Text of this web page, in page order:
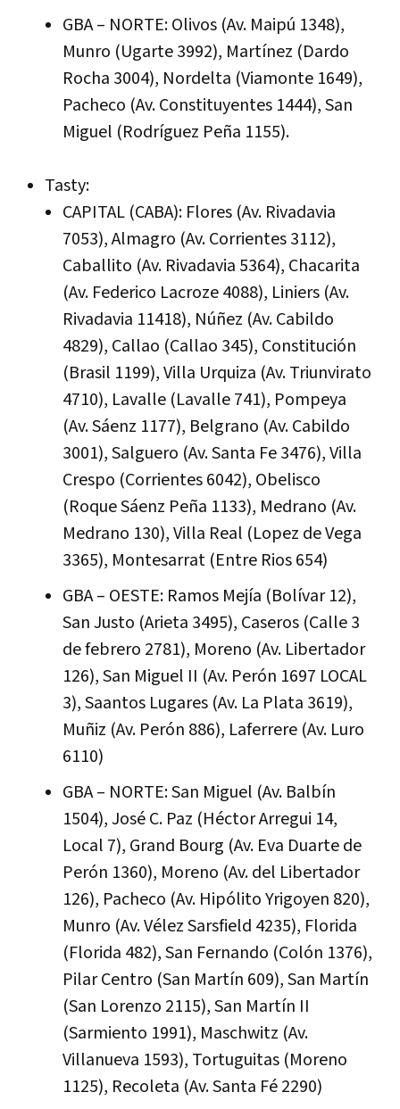
GBA – NORTE: Olivos (Av. Maipú 1348),
Munro (Ugarte 3992), Martínez (Dardo
Rocha 3004), Nordelta (Viamonte 1649),
Pacheco (Av. Constituyentes 1444), San
Miguel (Rodríguez Peña 1155).
Tasty:
CAPITAL (CABA): Flores (Av. Rivadavia
7053), Almagro (Av. Corrientes 3112),
Caballito (Av. Rivadavia 5364), Chacarita
(Av. Federico Lacroze 4088), Liniers (Av.
Rivadavia 11418), Núñez (Av. Cabildo
4829), Callao (Callao 345), Constitución
(Brasil 1199), Villa Urquiza (Av. Triunvirato
4710), Lavalle (Lavalle 741), Pompeya
(Av. Sáenz 1177), Belgrano (Av. Cabildo
3001), Salguero (Av. Santa Fe 3476), Villa
Crespo (Corrientes 6042), Obelisco
(Roque Sáenz Peña 1133), Medrano (Av.
Medrano 130), Villa Real (Lopez de Vega
3365), Montesarrat (Entre Rios 654)
GBA – OESTE: Ramos Mejía (Bolívar 12),
San Justo (Arieta 3495), Caseros (Calle 3
de febrero 2781), Moreno (Av. Libertador
126), San Miguel II (Av. Perón 1697 LOCAL
3), Saantos Lugares (Av. La Plata 3619),
Muñiz (Av. Perón 886), Laferrere (Av. Luro
6110)
GBA – NORTE: San Miguel (Av. Balbín
1504), José C. Paz (Héctor Arregui 14,
Local 7), Grand Bourg (Av. Eva Duarte de
Perón 1360), Moreno (Av. del Libertador
126), Pacheco (Av. Hipólito Yrigoyen 820),
Munro (Av. Vélez Sarsfield 4235), Florida
(Florida 482), San Fernando (Colón 1376),
Pilar Centro (San Martín 609), San Martín
(San Lorenzo 2115), San Martín II
(Sarmiento 1991), Maschwitz (Av.
Villanueva 1593), Tortuguitas (Moreno
1125), Recoleta (Av. Santa Fé 2290)